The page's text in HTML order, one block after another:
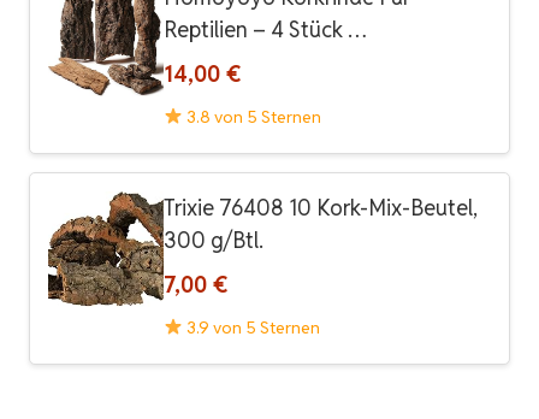
Reptilien – 4 Stück …
14,00 €
3.8 von 5 Sternen
Trixie 76408 10 Kork-Mix-Beutel,
300 g/Btl.
7,00 €
3.9 von 5 Sternen